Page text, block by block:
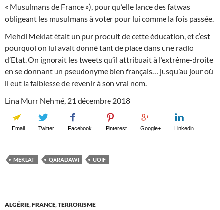
« Musulmans de France »), pour qu’elle lance des fatwas
obligeant les musulmans à voter pour lui comme la fois passée.
Mehdi Meklat était un pur produit de cette éducation, et c’est
pourquoi on lui avait donné tant de place dans une radio
d’Etat. On ignorait les tweets qu’il attribuait à l’extrême-droite
en se donnant un pseudonyme bien français… jusqu’au jour où
il eut la faiblesse de revenir à son vrai nom.
Lina Murr Nehmé, 21 décembre 2018
Email Twitter Facebook Pinterest Google+ Linkedin
MEKLAT QARADAWI UOIF
ALGÉRIE,FRANCE,TERRORISME